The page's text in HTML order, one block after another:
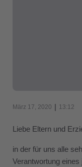
März 17, 2020 | 13:12
Liebe Eltern und
in der für uns alle
Verantwortung